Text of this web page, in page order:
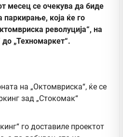
месец се очекува да биде
паркирање, која ќе го
револуција“, на
до „Техномаркет“.
го доставиле проектот